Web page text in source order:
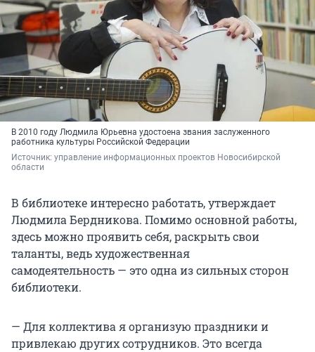
В 2010 году Людмила Юрьевна удостоена звания заслуженного
работника культуры Российской Федерации
Источник: управление информационных проектов Новосибирской
области
В библиотеке интересно работать, утверждает
Людмила Бердникова. Помимо основной работы,
здесь можно проявить себя, раскрыть свои
таланты, ведь художественная
самодеятельность — это одна из сильных сторон
библиотеки.
— Для коллектива я организую праздники и
привлекаю других сотрудников. Это всегда